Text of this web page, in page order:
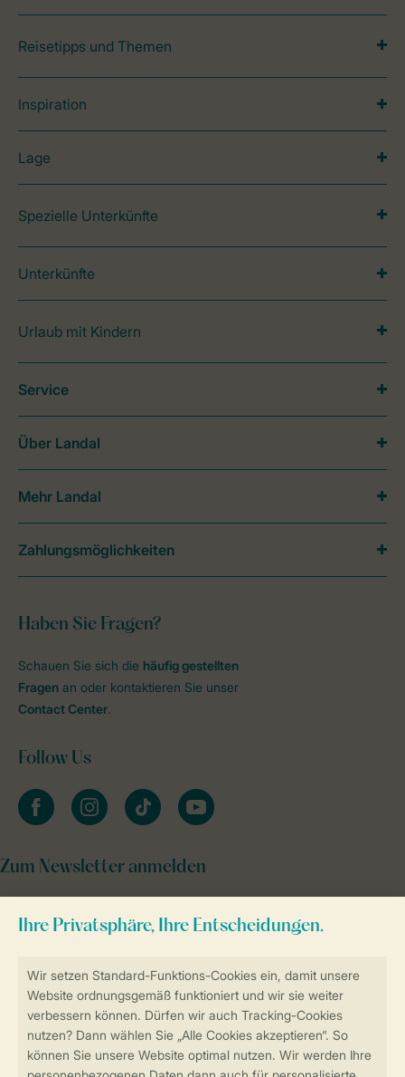
Sicher und schnell zur Online-Buchung
Sichere Datenübertragung
Reisetipps und Themen
Inspiration
Lage
Spezielle Unterkünfte
Unterkünfte
Urlaub mit Kindern
Haben Sie Fragen?
Schauen Sie sich die häufig gestellten
Fragen an oder kontaktieren Sie unser
Contact Center.
Follow Us
facebookinstagramtiktok youtube
Zum Newsletter anmelden
Service
Über Landal
Mehr Landal
Zahlungsmöglichkeiten